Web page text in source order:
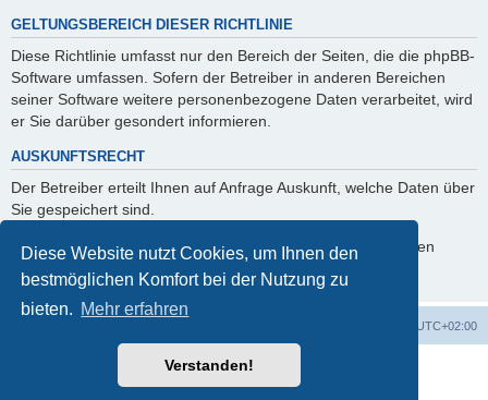
Diese Website nutzt Cookies, um Ihnen den
bestmöglichen Komfort bei der Nutzung zu
bieten. Mehr erfahren
Verstanden!
GELTUNGSBEREICH DIESER RICHTLINIE
Diese Richtlinie umfasst nur den Bereich der Seiten, die die phpBB-
Software umfassen. Sofern der Betreiber in anderen Bereichen
seiner Software weitere personenbezogene Daten verarbeitet, wird
er Sie darüber gesondert informieren.
AUSKUNFTSRECHT
Der Betreiber erteilt Ihnen auf Anfrage Auskunft, welche Daten über
Sie gespeichert sind.
Sie können jederzeit die Löschung bzw. Sperrung Ihrer Daten
verlangen. Kontaktieren Sie hierzu bitte den Betreiber.
UTC+02:00
Powered byphpBB® Forum Software © phpBB Limited
phpBB.de